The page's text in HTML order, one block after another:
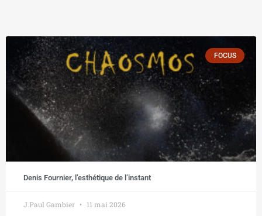
FOCUS
Denis Fournier, l’esthétique de l’instant
J.Paul Gambier 11 mai 2026